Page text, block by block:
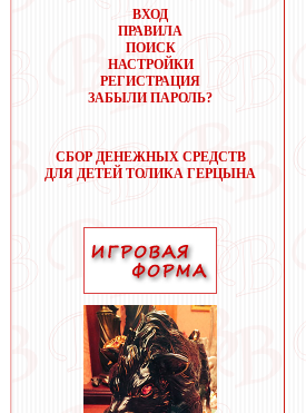
ВХОД
ПРАВИЛА
ПОИСК
НАСТРОЙКИ
РЕГИСТРАЦИЯ
ЗАБЫЛИ ПАРОЛЬ?
СБОР ДЕНЕЖНЫХ СРЕДСТВ
ДЛЯ ДЕТЕЙ ТОЛИКА ГЕРЦЫНА